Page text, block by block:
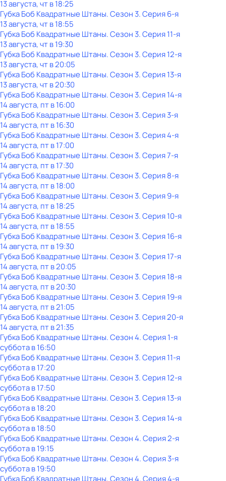
13 августа, чт в 18:25
Губка Боб Квадратные Штаны. Сезон 3. Серия 6-я
13 августа, чт в 18:55
Губка Боб Квадратные Штаны. Сезон 3. Серия 11-я
13 августа, чт в 19:30
Губка Боб Квадратные Штаны. Сезон 3. Серия 12-я
13 августа, чт в 20:05
Губка Боб Квадратные Штаны. Сезон 3. Серия 13-я
13 августа, чт в 20:30
Губка Боб Квадратные Штаны. Сезон 3. Серия 14-я
14 августа, пт в 16:00
Губка Боб Квадратные Штаны. Сезон 3. Серия 3-я
14 августа, пт в 16:30
Губка Боб Квадратные Штаны. Сезон 3. Серия 4-я
14 августа, пт в 17:00
Губка Боб Квадратные Штаны. Сезон 3. Серия 7-я
14 августа, пт в 17:30
Губка Боб Квадратные Штаны. Сезон 3. Серия 8-я
14 августа, пт в 18:00
Губка Боб Квадратные Штаны. Сезон 3. Серия 9-я
14 августа, пт в 18:25
Губка Боб Квадратные Штаны. Сезон 3. Серия 10-я
14 августа, пт в 18:55
Губка Боб Квадратные Штаны. Сезон 3. Серия 16-я
14 августа, пт в 19:30
Губка Боб Квадратные Штаны. Сезон 3. Серия 17-я
14 августа, пт в 20:05
Губка Боб Квадратные Штаны. Сезон 3. Серия 18-я
14 августа, пт в 20:30
Губка Боб Квадратные Штаны. Сезон 3. Серия 19-я
14 августа, пт в 21:05
Губка Боб Квадратные Штаны. Сезон 3. Серия 20-я
14 августа, пт в 21:35
Губка Боб Квадратные Штаны. Сезон 4. Серия 1-я
субботав16:50
Губка Боб Квадратные Штаны. Сезон 3. Серия 11-я
субботав17:20
Губка Боб Квадратные Штаны. Сезон 3. Серия 12-я
субботав17:50
Губка Боб Квадратные Штаны. Сезон 3. Серия 13-я
субботав18:20
Губка Боб Квадратные Штаны. Сезон 3. Серия 14-я
субботав18:50
Губка Боб Квадратные Штаны. Сезон 4. Серия 2-я
субботав19:15
Губка Боб Квадратные Штаны. Сезон 4. Серия 3-я
субботав19:50
Губка Боб Квадратные Штаны. Сезон 4. Серия 4-я